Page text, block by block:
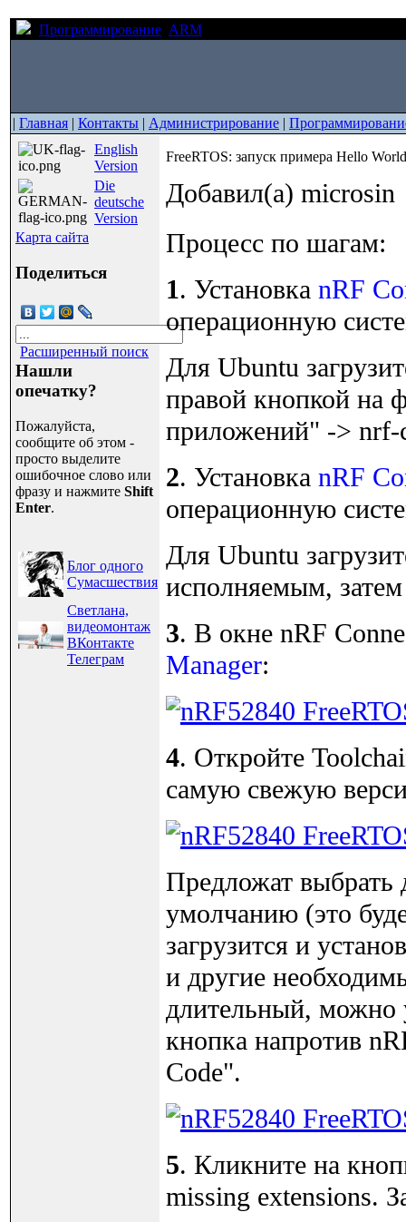
Программирование ARM
| Главная | Контакты | Администрирование |
English
Version
Die
deutsche
Version
Карта сайта
Поделиться
Расширенный поиск
Нашли
опечатку?
Пожалуйста,
сообщите об этом -
просто выделите
ошибочное слово или
фразу и нажмите Shift
Enter.
Блог одного
Сумасшествия
Светлана,
видеомонтаж
ВКонтакте
Телеграм
FreeRTOS: запуск примера Hello
Добавил(а) microsin
Процесс по шагам:
1. Установка nRF
операционную
Для Ubuntu
правой кнопкой на
приложений" -> nrf-
2. Установка nRF
операционную
Для Ubuntu
исполняемым,
3. В окне nRF
Manager:
4. Откройте
самую свежую
Предложат выбрать
умолчанию (это
загрузится и
и другие
длительный, можно
кнопка напротив
Code".
5. Кликните на
missing extensions.